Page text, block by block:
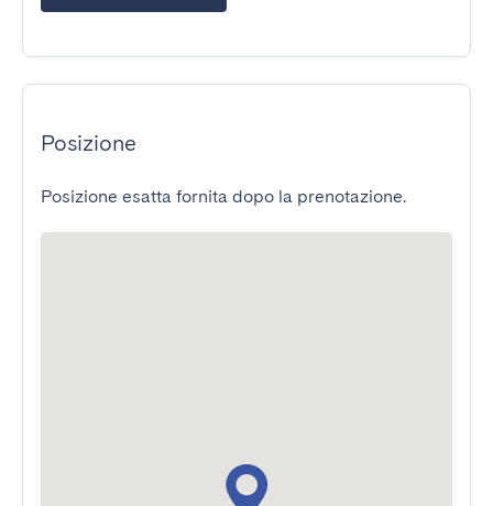
Posizione
Posizione esatta fornita dopo la prenotazione.